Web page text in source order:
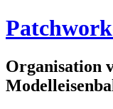
Organisation